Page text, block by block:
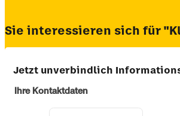
Sie interessieren sich für
Jetzt unverbindlich
Ihre Kontaktdaten